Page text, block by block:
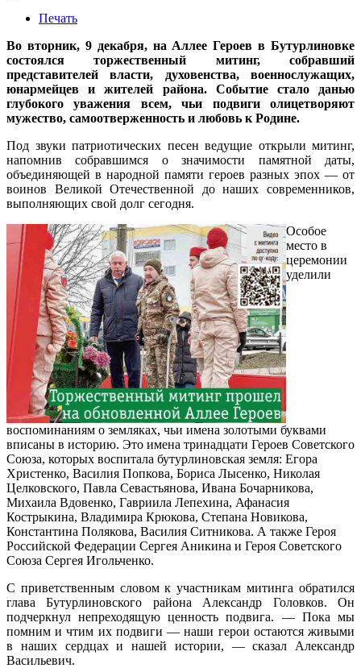
Печать
Во вторник, 9 декабря, на Аллее Героев в Бутурлиновке
состоялся торжественный митинг, собравший
представителей власти, духовенства, военнослужащих,
юнармейцев и жителей района. Событие стало данью
глубокого уважения всем, чьи подвиги олицетворяют
мужество, самоотверженность и любовь к Родине.
Под звуки патриотических песен ведущие открыли митинг,
напомнив собравшимся о значимости памятной даты,
объединяющей в народной памяти героев разных эпох — от
воинов Великой Отечественной до наших современников,
выполняющих свой долг сегодня.
Особое
место в
церемонии
уделили
воспоминаниям о земляках, чьи имена золотыми буквами
вписаны в историю. Это имена тринадцати Героев Советского
Союза, которых воспитала бутурлиновская земля: Егора
Христенко, Василия Попкова, Бориса Лысенко, Николая
Целковского, Павла Севастьянова, Ивана Бочарникова,
Михаила Вдовенко, Гавриила Лепехина, Афанасия
Кострыкина, Владимира Крюкова, Степана Новикова,
Константина Полякова, Василия Ситникова. А также Героя
Российской Федерации Сергея Аникина и Героя Советского
Союза Сергея Игольченко.
С приветственным словом к участникам митинга обратился
глава Бутурлиновского района Александр Головков. Он
подчеркнул непреходящую ценность подвига. — Пока мы
помним и чтим их подвиги — наши герои остаются живыми
в наших сердцах и нашей истории, — сказал Александр
Васильевич.